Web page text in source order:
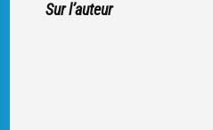
Sur l’auteur